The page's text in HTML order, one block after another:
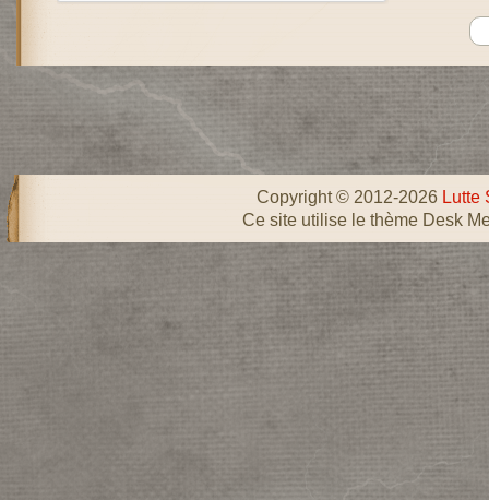
Copyright © 2012-2026 Lutte
Ce site utilise le thème Desk